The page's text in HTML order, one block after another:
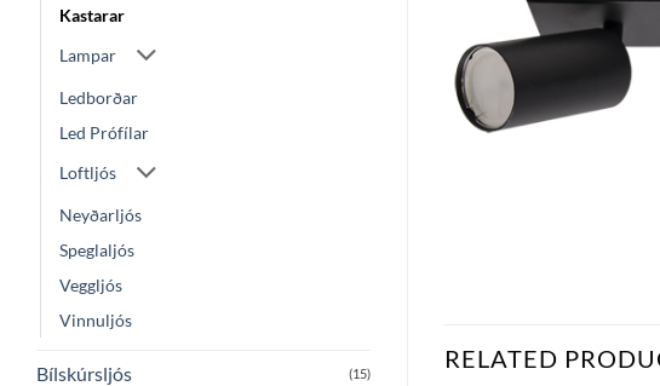
Kastarar
Lampar
Ledborðar
Led Prófílar
Loftljós
Neyðarljós
Speglaljós
Veggljós
Vinnuljós
Bílskúrsljós (15)
RELATED